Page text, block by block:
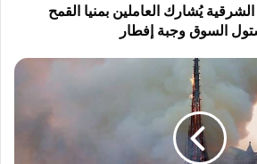
يُشارك العاملين بمنيا القمح
السوق وجبة إفطار